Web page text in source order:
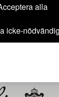
alla
icke-
gav ingen